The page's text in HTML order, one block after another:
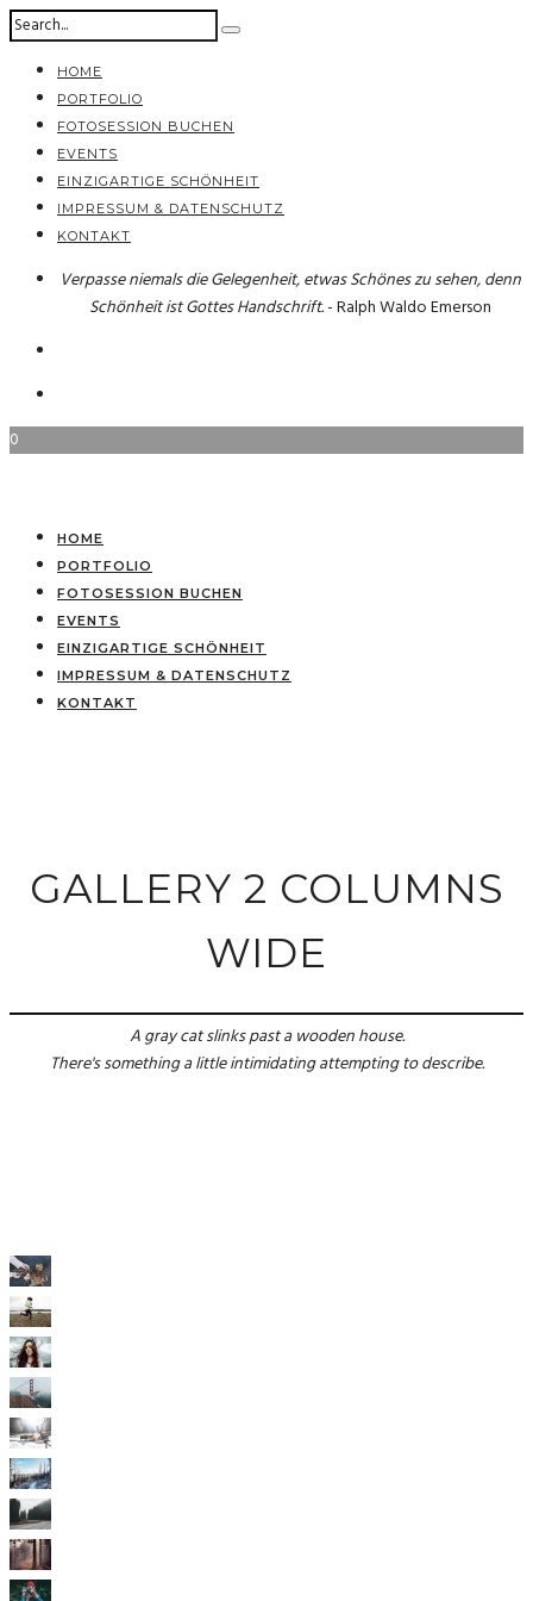
HOME
PORTFOLIO
FOTOSESSION BUCHEN
EVENTS
EINZIGARTIGE SCHÖNHEIT
IMPRESSUM & DATENSCHUTZ
KONTAKT
Verpasse niemals die Gelegenheit, etwas Schönes zu sehen, denn
Schönheit ist Gottes Handschrift.- Ralph Waldo Emerson
0
HOME
PORTFOLIO
FOTOSESSION BUCHEN
EVENTS
EINZIGARTIGE SCHÖNHEIT
IMPRESSUM & DATENSCHUTZ
KONTAKT
GALLERY 2 COLUMNS
WIDE
A gray cat slinks past a wooden house.
There's something a little intimidating attempting to describe.